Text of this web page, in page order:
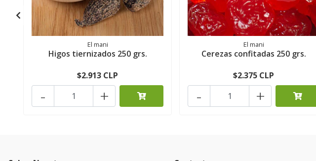
El mani
Higos tiernizados 250 grs.
$2.913 CLP
+
-
El mani
Cerezas confitadas 250 grs.
$2.375 CLP
+
-